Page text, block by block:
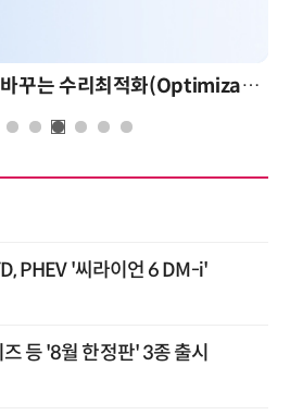
AI 시대의 의사결정을 바꾸는 수리최적화(Optimization): 실제 산업 적용 사례와 활용 전략
PHEV '씨라이언 6 DM-i'
등 '8월 한정판' 3종 출시